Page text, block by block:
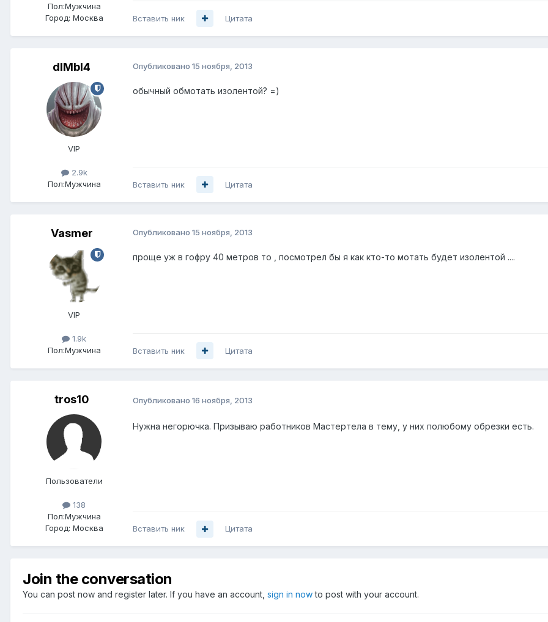
Пол:Мужчина
Город: Москва Вставить ник Цитата
dIMbI4
VIP
2.9k
Пол:Мужчина
Опубликовано 15 ноября, 2013
обычный обмотать изолентой? =)
Вставить ник Цитата
Vasmer
VIP
1.9k
Пол:Мужчина
Опубликовано 15 ноября, 2013
проще уж в гофру 40 метров то , посмотрел бы я как кто-то мотать будет изолентой ....
Вставить ник Цитата
tros10
Пользователи
138
Пол:Мужчина
Город: Москва
Опубликовано 16 ноября, 2013
Нужна негорючка. Призываю работников Мастертела в тему, у них полюбому обрезки есть.
Вставить ник Цитата
Join the conversation
You can post now and register later. If you have an account, sign in nowto post with your account.